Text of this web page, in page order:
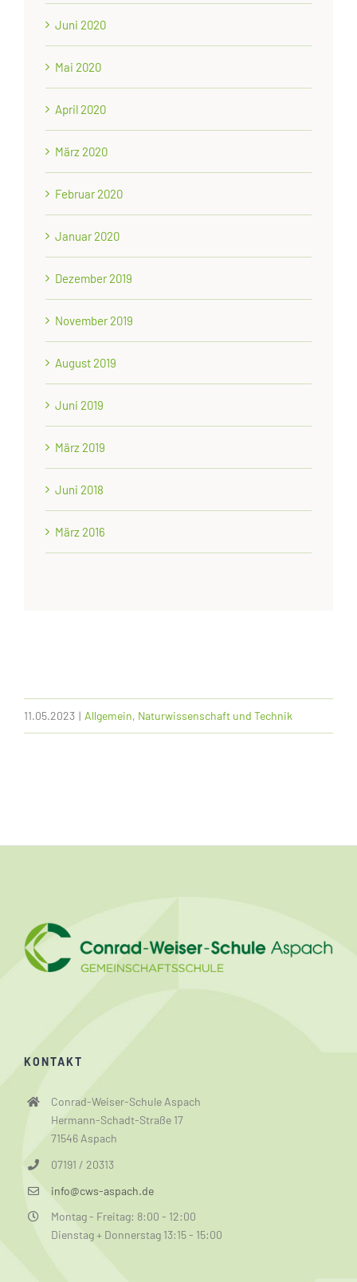
Juni 2020
Mai 2020
April 2020
März 2020
Februar 2020
Januar 2020
Dezember 2019
November 2019
August 2019
Juni 2019
März 2019
Juni 2018
März 2016
11.05.2023 | Allgemein, Naturwissenschaft und Technik
KONTAKT
Conrad-Weiser-Schule Aspach
Hermann-Schadt-Straße 17
71546 Aspach
07191 / 20313
info@cws-aspach.de
Montag - Freitag: 8:00 - 12:00
Dienstag + Donnerstag 13:15 - 15:00